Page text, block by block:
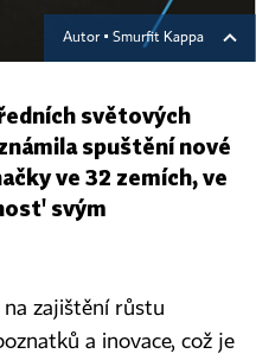
Autor ▪ Smurfit Kappa
světových
spuštění nové
ve 32 zemích, ve
svým
zajištění růstu
a inovace, což je